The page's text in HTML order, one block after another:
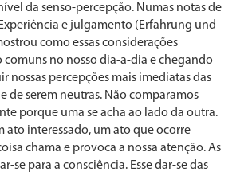
da senso-percepção. Numas notas de
e julgamento (Erfahrung und
como essas considerações
comuns no nosso dia-a-dia e chegando
nossas percepções mais imediatas das
de serem neutras. Não comparamos
porque uma se acha ao lado da outra.
ato interessado, um ato que ocorre
chama e provoca a nossa atenção. As
se para a consciência. Esse dar-se das